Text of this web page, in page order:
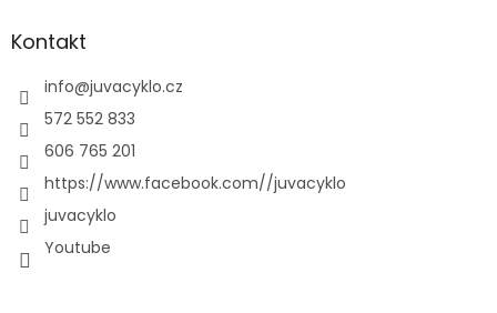
Kontakt
info@juvacyklo.cz
572 552 833
606 765 201
https://www.facebook.com//juvacyklo
juvacyklo
Youtube